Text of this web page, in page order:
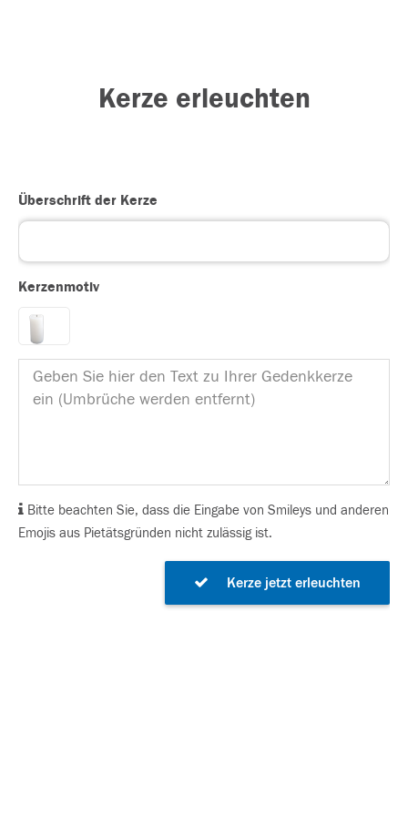
Kerze erleuchten
Überschrift der Kerze
Kerzenmotiv
Bitte beachten Sie, dass die Eingabe von Smileys und anderen
Emojis aus Pietätsgründen nicht zulässig ist.
Kerze jetzt erleuchten